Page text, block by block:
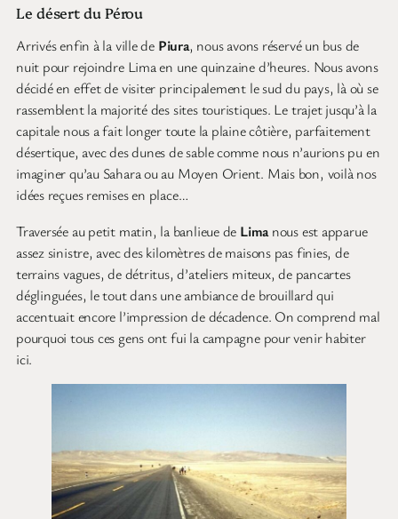
Le désert du Pérou
Arrivés enfin à la ville de Piura, nous avons réservé un bus de
nuit pour rejoindre Lima en une quinzaine d’heures. Nous avons
décidé en effet de visiter principalement le sud du pays, là où se
rassemblent la majorité des sites touristiques. Le trajet jusqu’à la
capitale nous a fait longer toute la plaine côtière, parfaitement
désertique, avec des dunes de sable comme nous n’aurions pu en
imaginer qu’au Sahara ou au Moyen Orient. Mais bon, voilà nos
idées reçues remises en place…
Traversée au petit matin, la banlieue de Limanous est apparue
assez sinistre, avec des kilomètres de maisons pas finies, de
terrains vagues, de détritus, d’ateliers miteux, de pancartes
déglinguées, le tout dans une ambiance de brouillard qui
accentuait encore l’impression de décadence. On comprend mal
pourquoi tous ces gens ont fui la campagne pour venir habiter
ici.